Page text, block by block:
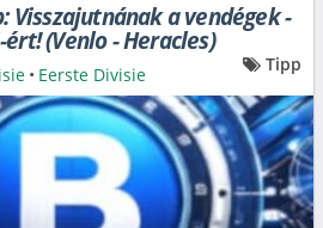
Visszajutnának a vendégek -
(Venlo - Heracles)
• Eerste Divisie Tipp